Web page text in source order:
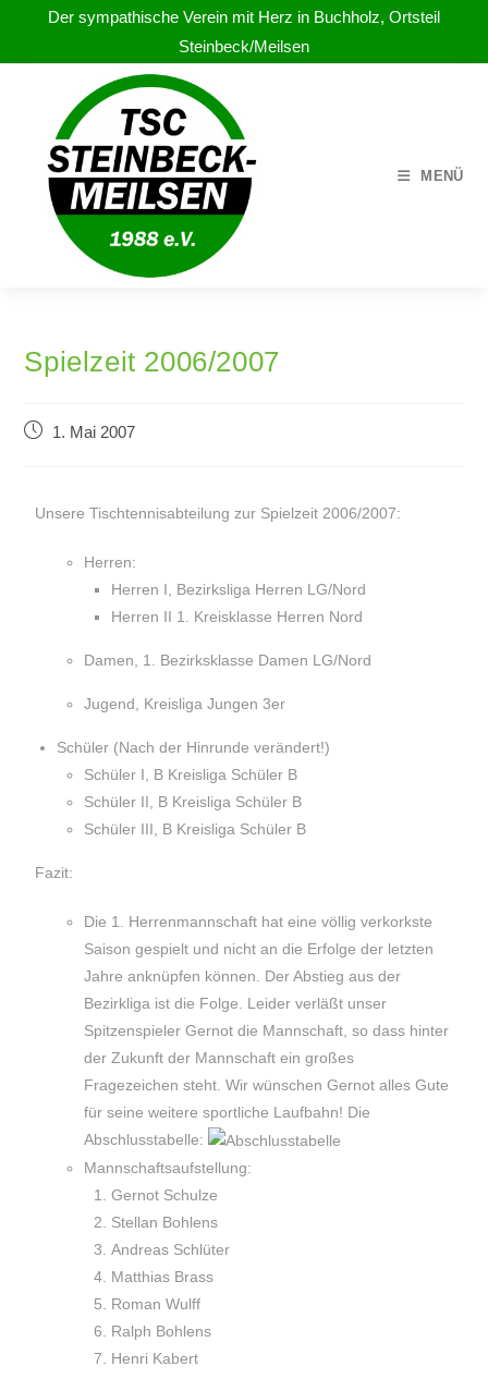
Der sympathische Verein mit Herz in Buchholz, Ortsteil
Steinbeck/Meilsen
MENÜ
Spielzeit 2006/2007
1. Mai 2007
Unsere Tischtennisabteilung zur Spielzeit 2006/2007:
Herren:
Herren I, Bezirksliga Herren LG/Nord
Herren II 1. Kreisklasse Herren Nord
Damen, 1. Bezirksklasse Damen LG/Nord
Jugend, Kreisliga Jungen 3er
Schüler (Nach der Hinrunde verändert!)
Schüler I, B Kreisliga Schüler B
Schüler II, B Kreisliga Schüler B
Schüler III, B Kreisliga Schüler B
Fazit:
Die 1. Herrenmannschaft hat eine völlig verkorkste
Saison gespielt und nicht an die Erfolge der letzten
Jahre anknüpfen können. Der Abstieg aus der
Bezirkliga ist die Folge. Leider verläßt unser
Spitzenspieler Gernot die Mannschaft, so dass hinter
der Zukunft der Mannschaft ein großes
Fragezeichen steht. Wir wünschen Gernot alles Gute
für seine weitere sportliche Laufbahn! Die
Abschlusstabelle:
Mannschaftsaufstellung:
Gernot Schulze
Stellan Bohlens
Andreas Schlüter
Matthias Brass
Roman Wulff
Ralph Bohlens
Henri Kabert